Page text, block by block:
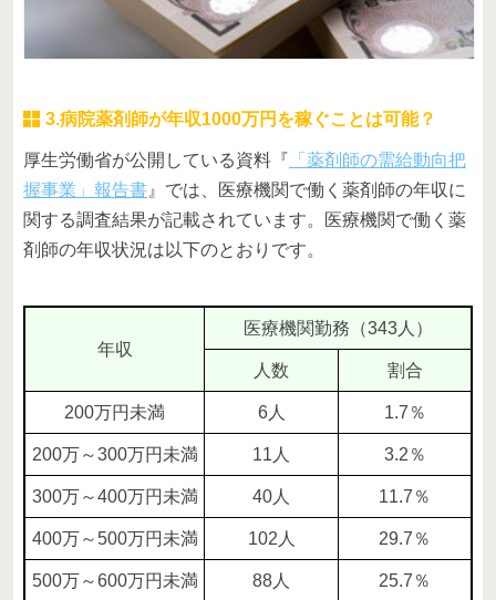
3.病院薬剤師が年収1000万円を稼ぐことは可能？
厚生労働省が公開している資料『 「薬剤師の需給動向把
握事業」報告書 』では、医療機関で働く薬剤師の年収に
関する調査結果が記載されています。医療機関で働く薬
剤師の年収状況は以下のとおりです。
年収
医療機関勤務（343人）
人数 割合
200万円未満 6人 1.7％
200万～300万円未満 11人 3.2％
300万～400万円未満 40人 11.7％
400万～500万円未満 102人 29.7％
500万～600万円未満 88人 25.7％